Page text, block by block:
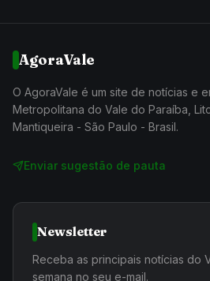
AgoraVale
O AgoraVale é um site de notícias e
Metropolitana do Vale do Paraíba,
Mantiqueira - São Paulo - Brasil.
Enviar sugestão de pauta
Newsletter
Receba as principais notícias do
semana no seu e-mail.